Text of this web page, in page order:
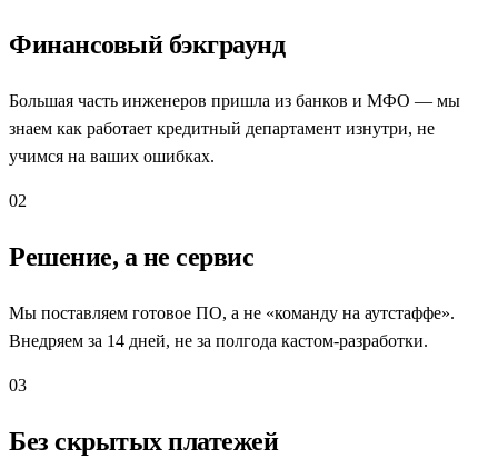
Финансовый бэкграунд
Большая часть инженеров пришла из банков и МФО — мы
знаем как работает кредитный департамент изнутри, не
учимся на ваших ошибках.
02
Решение, а не сервис
Мы поставляем готовое ПО, а не «команду на аутстаффе».
Внедряем за 14 дней, не за полгода кастом-разработки.
03
Без скрытых платежей